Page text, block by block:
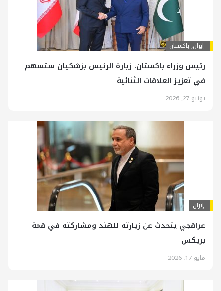
إيران, باكستان
رئيس وزراء باكستان: زيارة الرئیس بزشكيان ستسهم
في تعزيز العلاقات الثنائية
يونيو 27, 2026
إيران
عراقجي يتحدث عن زيارته للهند ومشاركته في قمة
بريكس
مايو 17, 2026